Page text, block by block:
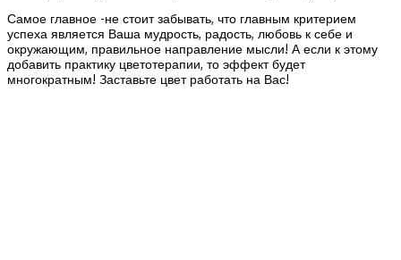
Самое главное -не стоит забывать, что главным критерием
успеха является Ваша мудрость, радость, любовь к себе и
окружающим, правильное направление мысли! А если к этому
добавить практику цветотерапии, то эффект будет
многократным! Заставьте цвет работать на Вас!